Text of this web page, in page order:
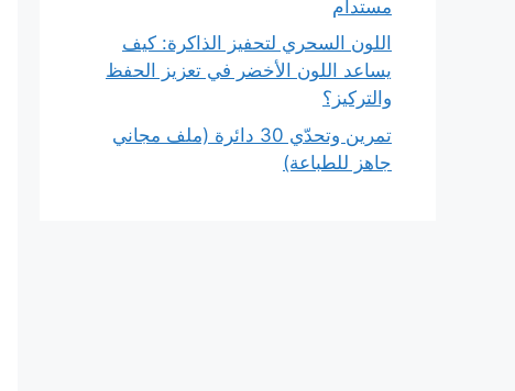
مستدام
اللون السحري لتحفيز الذاكرة: كيف
يساعد اللون الأخضر في تعزيز الحفظ
والتركيز؟
تمرين وتحدّي 30 دائرة (ملف مجاني
جاهز للطباعة)